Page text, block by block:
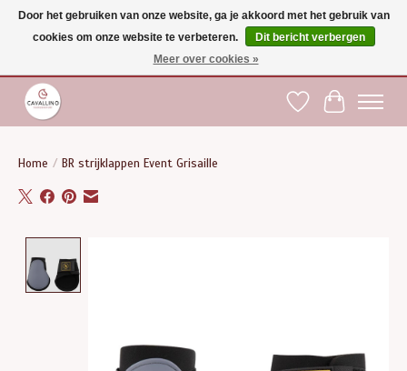
Gratis verzending vanaf €75 binnen BE - vanaf €100 naar EU | Voor 17:00 besteld is
dezelfde dag verzonden | Klantendienst: +32 (0)51 21 27 00 |
Verlanglijst
Home / BR strijklappen Event Grisaille
Door het gebruiken van onze website, ga je akkoord met het gebruik van
cookies om onze website te verbeteren.
Dit bericht verbergen
Meer over cookies »